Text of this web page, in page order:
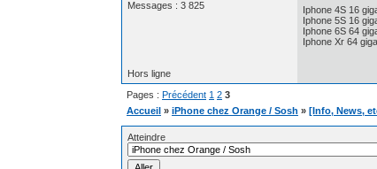
Messages : 3 825
Iphone 4S 16
Iphone 5S 16
Iphone 6S 64
Iphone Xr 64
Hors ligne
Pages : Précédent 1 2 3
Accueil » iPhone chez Orange / Sosh » [Info, News,
Atteindre